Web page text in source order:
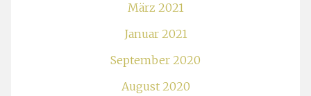
März 2021
Januar 2021
September 2020
August 2020